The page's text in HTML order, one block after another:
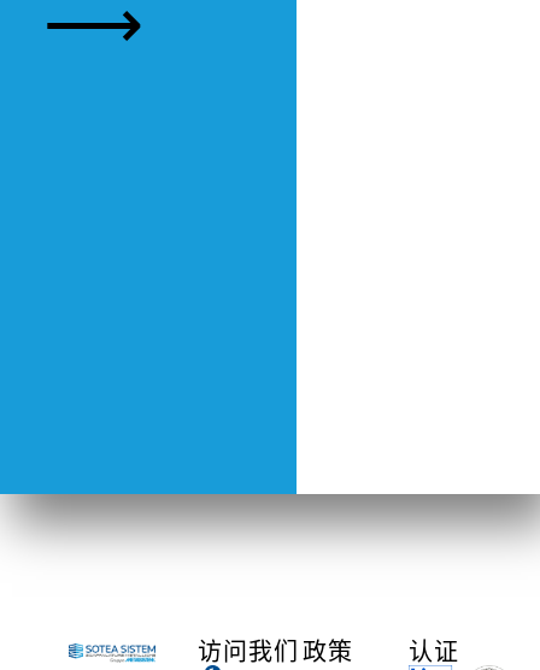
访问我们政策 认证